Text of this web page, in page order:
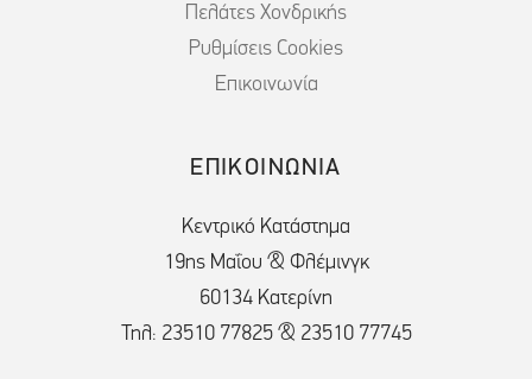
Πελάτες Χονδρικής
Ρυθμίσεις Cookies
Επικοινωνία
ΕΠΙΚΟΙΝΩΝΙΑ
Κεντρικό Κατάστημα
19ης Μαΐου & Φλέμινγκ
60134 Κατερίνη
Τηλ: 23510 77825 & 23510 77745